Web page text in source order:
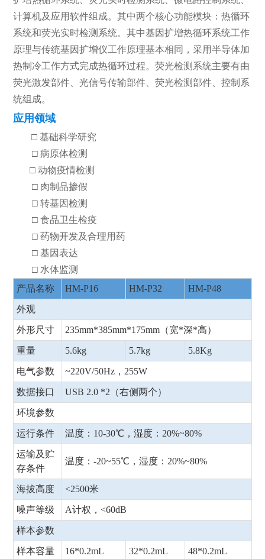
计算机及应用软件组成。其中两个核心功能模块：热循环
系统和荧光实时检测系统。其中基因扩增热循环系统工作
原理与传统基因扩增仪工作原理基本相同，采用半导体加
热制冷工作方式完成热循环过程。荧光检测系统主要有由
荧光激发部件、光信号传输部件、荧光检测部件、控制系
统组成。
应用领域
□ 基础科学研究
□ 病原体检测
□ 动物疫情检测
□ 肉制品掺假
□ 转基因检测
□ 食品卫生检疫
□ 药物开发及合理用药
□ 基因表达
□ 水体监测
产品名称
HM-P16 HM-P32 HM-P48
外观
外形尺寸 235mm*385mm*175mm（宽*深*高）
重量 5.6kg 5.7kg 5.8Kg
电气参数 ~220V/50Hz，255W
数据接口 USB 2.0 *2（右侧两个）
环境参数
运行条件 温度：10-30℃，湿度：20%~80%
运输及贮
存条件
温度：-20~55℃，湿度：20%~80%
海拔高度 <2500米
噪声等级 A计权，<60dB
样本参数
样本容量 16*0.2mL 32*0.2mL 48*0.2mL